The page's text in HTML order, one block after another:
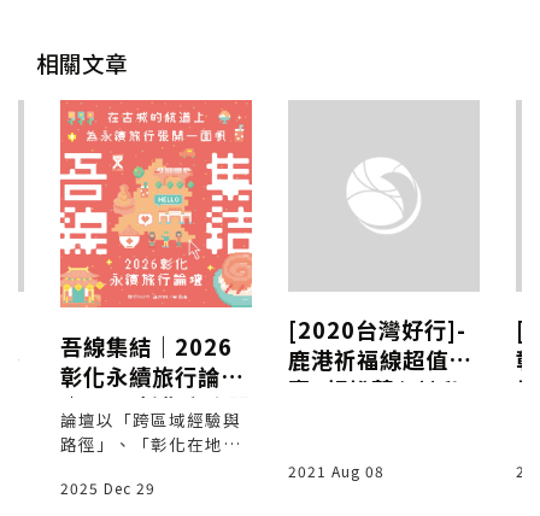
相關文章
吾線集結｜2026
彰化永續旅行論壇
｜1/24彰化高賓閣
論壇以「跨區域經驗與
路徑」、「彰化在地實
自各地的實踐者共同探
2025 Dec 29
[2020台灣好行]-
鹿港祈福線超值優
惠+超推薦必訪私
2021 Aug 08